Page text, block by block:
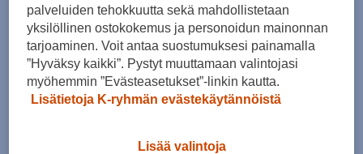
Koko
XS S M L XL XXL
palveluiden tehokkuutta sekä mahdollistetaan
yksilöllinen ostokokemus ja personoidun mainonnan
tarjoaminen. Voit antaa suostumuksesi painamalla
”Hyväksy kaikki”. Pystyt muuttamaan valintojasi
myöhemmin ”Evästeasetukset”-linkin kautta.
Lisätietoja K-ryhmän evästekäytännöistä
Lisää valintoja